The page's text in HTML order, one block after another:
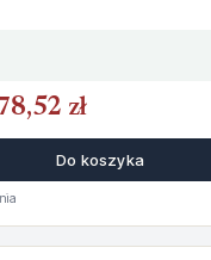
zł
Do koszyka